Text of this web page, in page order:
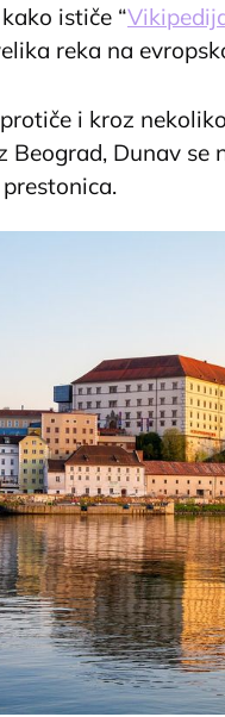
ističe “
reka na
i kroz
Beograd, Dunav se